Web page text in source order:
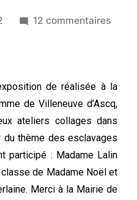
12 commentaires
de réalisée à la
de Villeneuve d’Ascq,
ateliers collages dans
du thème des esclavages
participé : Madame Lalin
de Madame Noël et
Merci à la Mairie de